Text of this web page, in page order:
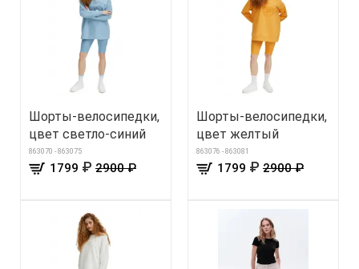
Шорты-велосипедки,
цвет светло-синий
863070 - 863075
1799 ₽ 2900 ₽
Шорты-велосипедки,
цвет желтый
863076 - 863081
1799 ₽ 2900 ₽